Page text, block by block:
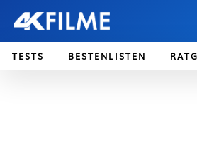
TESTS BESTENLISTEN